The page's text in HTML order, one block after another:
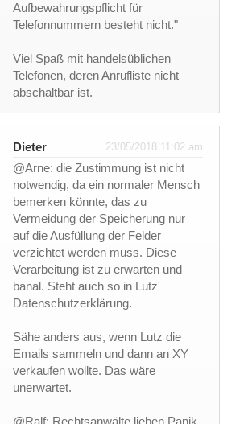
Aufbewahrungspflicht für
Telefonnummern besteht nicht."
Viel Spaß mit handelsüblichen
Telefonen, deren Anrufliste nicht
abschaltbar ist.
Dieter 23/05/2018 11:02 am
@Arne: die Zustimmung ist nicht
notwendig, da ein normaler Mensch
bemerken könnte, das zu
Vermeidung der Speicherung nur
auf die Ausfüllung der Felder
verzichtet werden muss. Diese
Verarbeitung ist zu erwarten und
banal. Steht auch so in Lutz'
Datenschutzerklärung.
Sähe anders aus, wenn Lutz die
Emails sammeln und dann an XY
verkaufen wollte. Das wäre
unerwartet.
@Ralf: Rechtsanwälte lieben Panik,